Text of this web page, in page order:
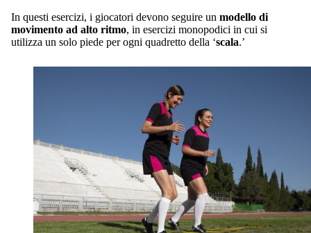
In questi esercizi, i giocatori devono seguire un modello di
movimento ad alto ritmo, in esercizi monopodici in cui si
utilizza un solo piede per ogni quadretto della ‘scala.’